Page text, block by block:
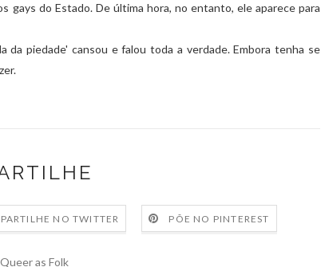
gays do Estado. De última hora, no entanto, ele aparece para
da piedade' cansou e falou toda a verdade. Embora tenha se
NO TWITTER PÕE NO PINTEREST
Queer as Folk